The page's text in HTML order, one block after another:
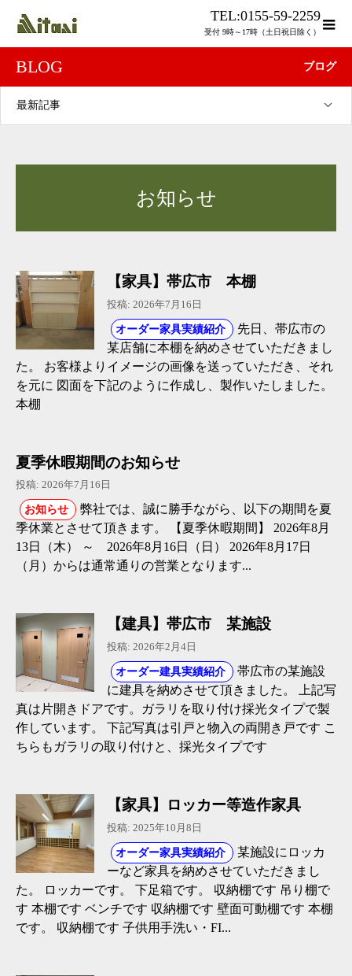
TEL:0155-59-2259
受付 9時～17時（土日祝日除く）
BLOG ブログ
最新記事
お知らせ
【家具】帯広市 本棚
投稿: 2026年7月16日
オーダー家具実績紹介
先日、帯広市の
某店舗に本棚を納めさせていただきまし
た。 お客様よりイメージの画像を送っていただき、それ
を元に 図面を下記のように作成し、製作いたしました。
本棚
夏季休暇期間のお知らせ
投稿: 2026年7月16日
お知らせ
弊社では、誠に勝手ながら、以下の期間を夏
季休業とさせて頂きます。 【夏季休暇期間】 2026年8月
13日（木） ～ 2026年8月16日（日） 2026年8月17日
（月）からは通常通りの営業となります...
【建具】帯広市 某施設
投稿: 2026年2月4日
オーダー建具実績紹介
帯広市の某施設
に建具を納めさせて頂きました。 上記写
真は片開きドアです。ガラリを取り付け採光タイプで製
作しています。 下記写真は引戸と物入の両開き戸です こ
ちらもガラリの取り付けと、採光タイプです
【家具】ロッカー等造作家具
投稿: 2025年10月8日
オーダー家具実績紹介
某施設にロッカ
ーなど家具を納めさせていただきまし
た。 ロッカーです。 下足箱です。 収納棚です 吊り棚で
す 本棚です ベンチです 収納棚です 壁面可動棚です 本棚
です。 収納棚です 子供用手洗い・FI...